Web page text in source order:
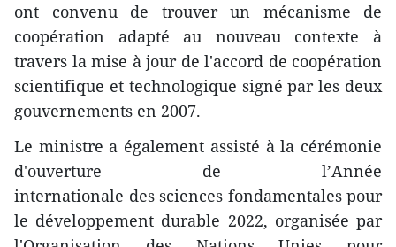
ont convenu de trouver un mécanisme de
coopération adapté au nouveau contexte à
travers la mise à jour de l'accord de coopération
scientifique et technologique signé par les deux
gouvernements en 2007.
Le ministre a également assisté à la cérémonie
d'ouverture de l’Année
internationale des sciences fondamentales pour
le développement durable 2022, organisée par